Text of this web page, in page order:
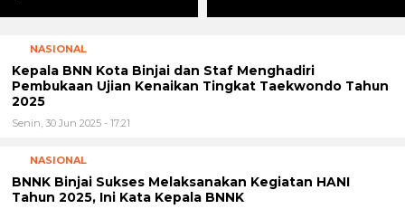
NASIONAL
Kepala BNN Kota Binjai dan Staf Menghadiri
Pembukaan Ujian Kenaikan Tingkat Taekwondo Tahun
2025
Senin, 30 Jun 2025 - 17:21
NASIONAL
BNNK Binjai Sukses Melaksanakan Kegiatan HANI
Tahun 2025, Ini Kata Kepala BNNK